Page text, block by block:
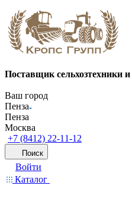
Поставщик сельхозтехники
Ваш город
Пенза
Пенза
Москва
+7 (8412) 22-11-12
Поиск
Войти
Каталог